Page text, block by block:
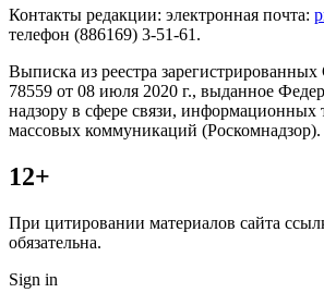
Контакты редакции: электронная почта:
телефон (886169) 3-51-61.
Выписка из реестра
78559 от 08 июля 2020 г., выданное
надзору в сфере связи, информационных
массовых коммуникаций (Роскомнадзор).
12+
При цитировании материалов сайта
обязательна.
Sign in